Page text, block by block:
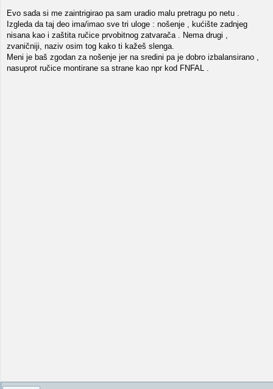
Evo sada si me zaintrigirao pa sam uradio malu pretragu po netu .
Izgleda da taj deo ima/imao sve tri uloge : nošenje , kućište zadnjeg
nisana kao i zaštita ručice prvobitnog zatvarača . Nema drugi ,
zvaničniji, naziv osim tog kako ti kažeš slenga.
Meni je baš zgodan za nošenje jer na sredini pa je dobro izbalansirano ,
nasuprot ručice montirane sa strane kao npr kod FNFAL .